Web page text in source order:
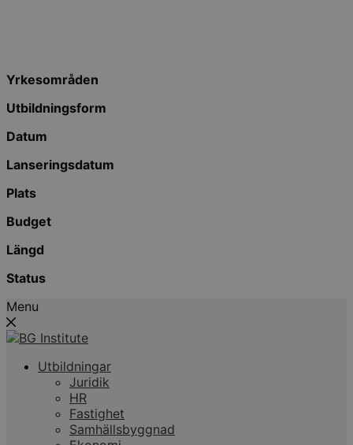
Yrkesområden
Utbildningsform
Datum
Lanseringsdatum
Plats
Budget
Längd
Status
Menu
Utbildningar
Juridik
HR
Fastighet
Samhällsbyggnad